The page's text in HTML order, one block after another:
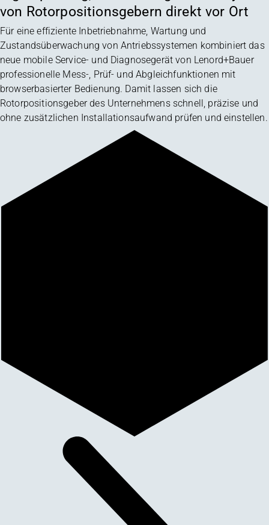
von Rotorpositionsgebern direkt vor Ort
Für eine effiziente Inbetriebnahme, Wartung und
Zustandsüberwachung von Antriebssystemen kombiniert das
neue mobile Service- und Diagnosegerät von Lenord+Bauer
professionelle Mess-, Prüf- und Abgleichfunktionen mit
browserbasierter Bedienung. Damit lassen sich die
Rotorpositionsgeber des Unternehmens schnell, präzise und
ohne zusätzlichen Installationsaufwand prüfen und einstellen.